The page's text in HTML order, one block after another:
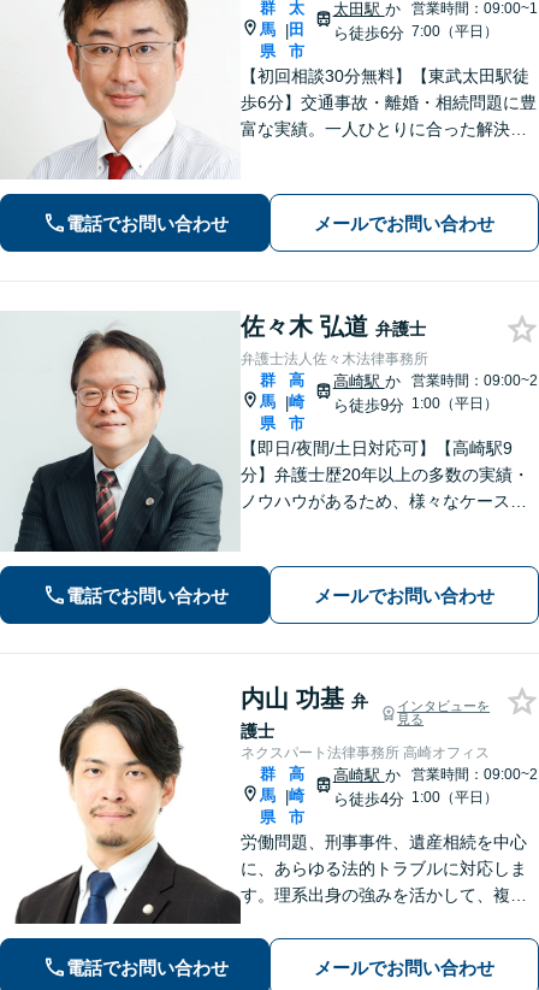
群
馬
県
|
太
田
市
太田駅 か
ら徒歩6分
営業時間：09:00~1
7:00（平日）
【初回相談30分無料】【東武太田駅徒
歩6分】交通事故・離婚・相続問題に豊
富な実績。一人ひとりに合った解決方
もご相談ください。
電話でお問い合わせ メールでお問い合わせ
佐々木 弘道 弁護士
弁護士法人佐々木法律事務所
群
馬
県
|
高
崎
市
高崎駅 か
ら徒歩9分
営業時間：09:00~2
1:00（平日）
【即日/夜間/土日対応可】【高崎駅9
分】弁護士歴20年以上の多数の実績・
ノウハウがあるため、様々なケースで
験・ノウハウを活かして共同して取り
組んでいきます。
電話でお問い合わせ メールでお問い合わせ
内山 功基 弁
護士
インタビューを
見る
ネクスパート法律事務所 高崎オフィス
群
馬
県
|
高
崎
市
高崎駅 か
ら徒歩4分
営業時間：09:00~2
1:00（平日）
労働問題、刑事事件、遺産相続を中心
に、あらゆる法的トラブルに対応しま
す。理系出身の強みを活かして、複雑
つ効果的に解決へ導きます。身近な存
在としてお気軽にご相談ください。
電話でお問い合わせ メールでお問い合わせ